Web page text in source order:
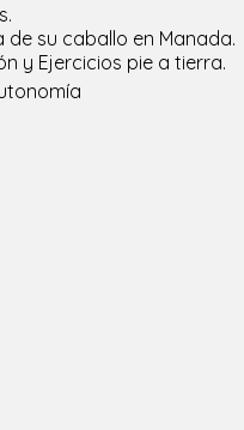
su caballo en Manada.
y Ejercicios pie a tierra.